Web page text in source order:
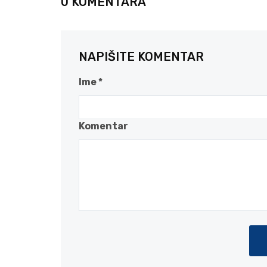
NAPIŠITE KOMENTAR
Ime *
Komentar